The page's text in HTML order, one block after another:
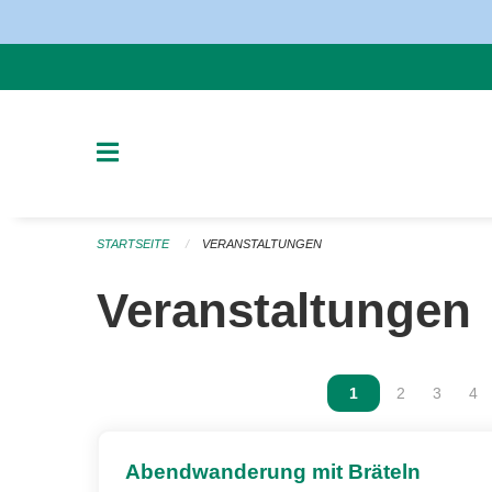
STARTSEITE VERANSTALTUNGEN
Veranstaltungen
Vous êtes sur la
1 Vous êtes
2 Vous
3 4
Abendwanderung mit Bräteln